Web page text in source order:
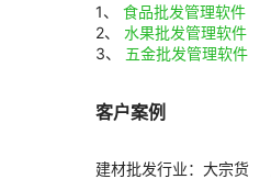
1、 食品批发管理软件
2、 水果批发管理软件
3、 五金批发管理软件
客户案例
建材批发行业：大宗货